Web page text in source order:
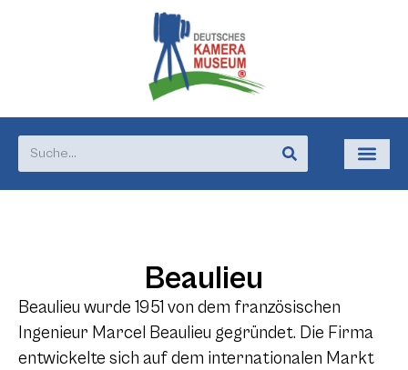
Beaulieu
Beaulieu wurde 1951 von dem französischen
Ingenieur Marcel Beaulieu gegründet. Die Firma
entwickelte sich auf dem internationalen Markt